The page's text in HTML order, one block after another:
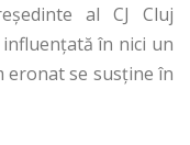
al CJ Cluj
în nici un
eronat se susţine în